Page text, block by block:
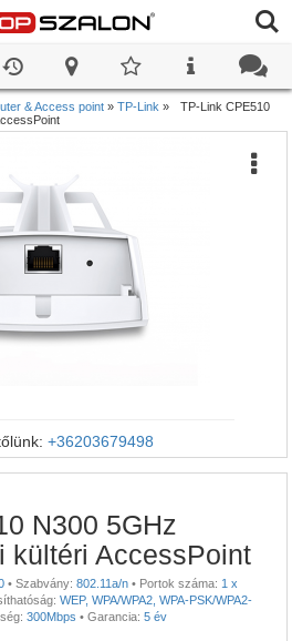
& Access point » TP-Link »
TP-Link CPE510
+36203679498
N300 5GHz
kültéri AccessPoint
• Szabvány: 802.11a/n • Portok száma: 1 x
WEP, WPA/WPA2, WPA-PSK/WPA2-
300Mbps • Garancia: 5 év
0
0